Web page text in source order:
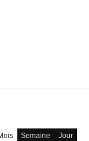
Semaine Jour